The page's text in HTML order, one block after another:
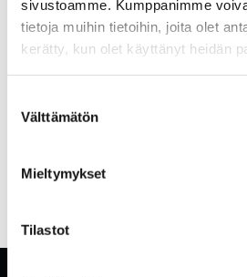
sivustoamme. Kumppanimme
tietoja muihin tietoihin, joita olet
kerätty, kun olet käyttänyt heidän
valinta
Välttämätön
Mieltymykset
Tilastot